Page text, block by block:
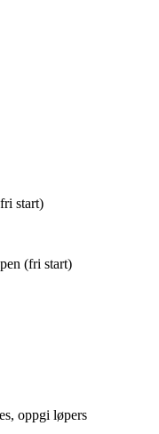
start)
(fri start)
oppgi løpers